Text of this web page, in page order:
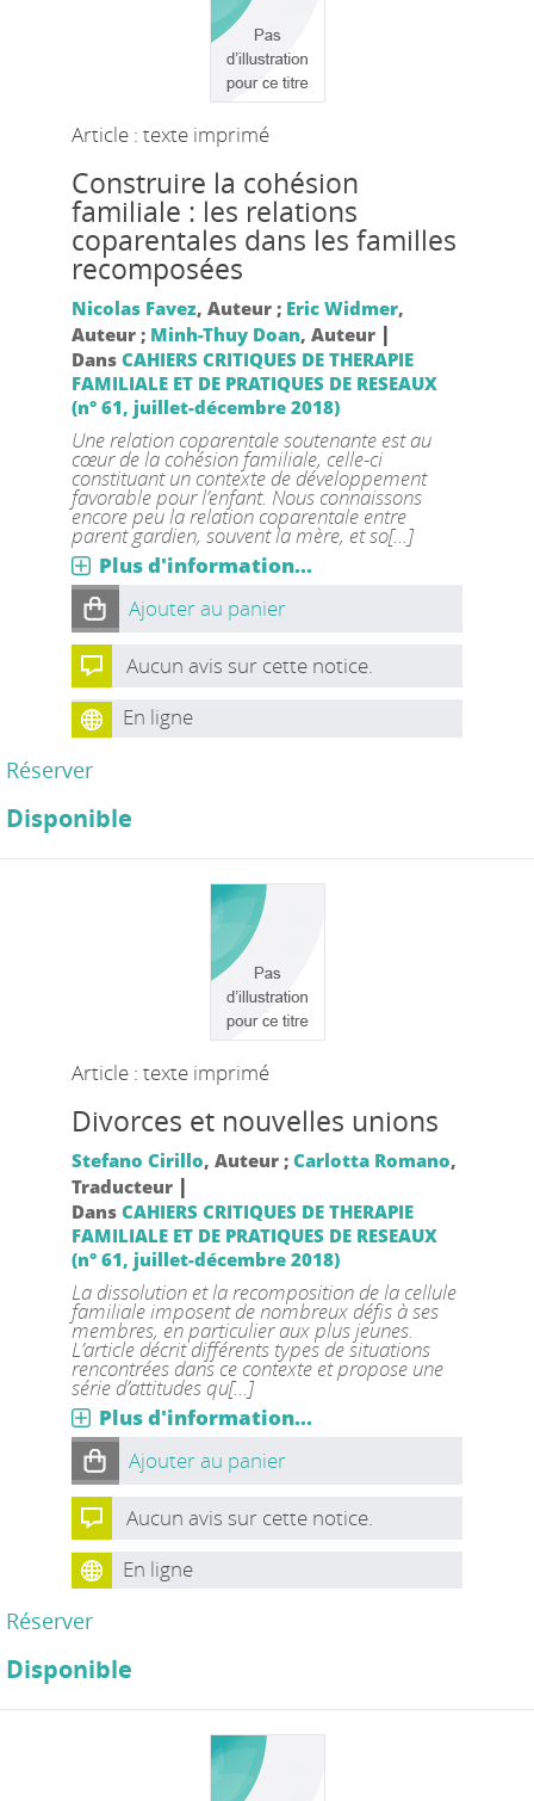
Article : texte imprimé
Construire la cohésion
familiale : les relations
coparentales dans les familles
recomposées
Nicolas Favez, Auteur ; Eric Widmer,
Auteur ; Minh-Thuy Doan, Auteur |
Dans CAHIERS CRITIQUES DE THERAPIE
FAMILIALE ET DE PRATIQUES DE RESEAUX
(n° 61, juillet-décembre 2018)
Une relation coparentale soutenante est au
cœur de la cohésion familiale, celle-ci
constituant un contexte de développement
favorable pour l’enfant. Nous connaissons
encore peu la relation coparentale entre
parent gardien, souvent la mère, et so[...]
Plus d'information...
Ajouter au panier
Aucun avis sur cette notice.
En ligne
Réserver
Disponible
Article : texte imprimé
Divorces et nouvelles unions
Stefano Cirillo, Auteur ; Carlotta Romano,
Traducteur |
Dans CAHIERS CRITIQUES DE THERAPIE
FAMILIALE ET DE PRATIQUES DE RESEAUX
(n° 61, juillet-décembre 2018)
La dissolution et la recomposition de la cellule
familiale imposent de nombreux défis à ses
membres, en particulier aux plus jeunes.
L’article décrit différents types de situations
rencontrées dans ce contexte et propose une
série d’attitudes qu[...]
Plus d'information...
Ajouter au panier
Aucun avis sur cette notice.
En ligne
Réserver
Disponible